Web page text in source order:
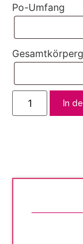
Po-Umfang
In